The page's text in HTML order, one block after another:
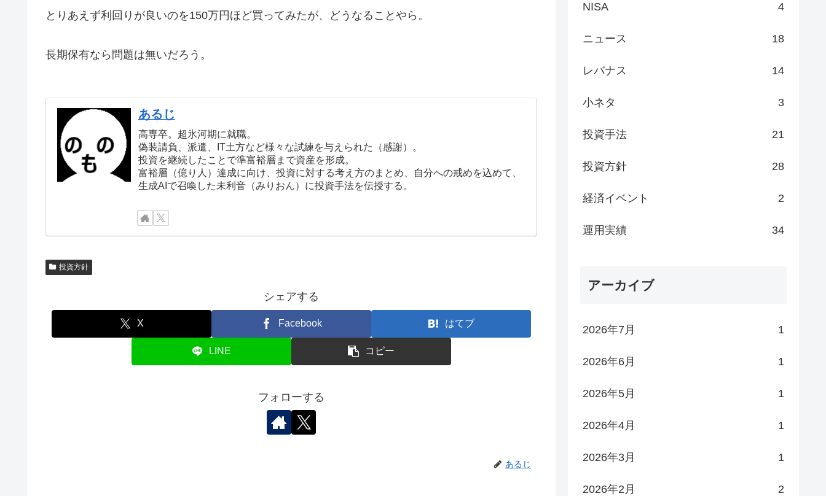
とりあえず利回りが良いのを150万円ほど買ってみたが、どうなることやら。
長期保有なら問題は無いだろう。
あるじ
高専卒。超氷河期に就職。
偽装請負、派遣、IT土方など様々な試練を与えられた（感謝）。
投資を継続したことで準富裕層まで資産を形成。
富裕層（億り人）達成に向け、投資に対する考え方のまとめ、自分への戒めを込めて、
生成AIで召喚した未利音（みりおん）に投資手法を伝授する。
投資方針
シェアする
X Facebook はてブ
LINE コピー
フォローする
あるじ
NISA 4
ニュース 18
レバナス 14
小ネタ 3
投資手法 21
投資方針 28
経済イベント 2
運用実績 34
アーカイブ
2026年7月 1
2026年6月 1
2026年5月 1
2026年4月 1
2026年3月 1
2026年2月 2